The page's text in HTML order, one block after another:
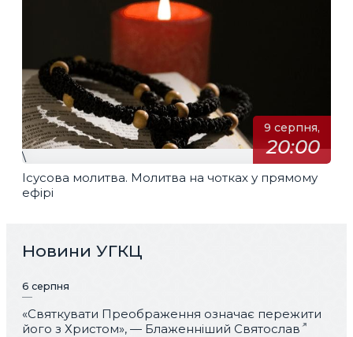
9 серпня,
20:00
\
Ісусова молитва. Молитва на чотках у прямому
ефірі
Новини УГКЦ
6 серпня
«Святкувати Преображення означає пережити
його з Христом», — Блаженніший Святослав